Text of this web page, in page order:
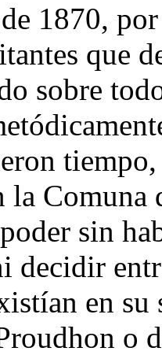
1870,
que
sobre
la Comuna
sin
decidir
en su
o